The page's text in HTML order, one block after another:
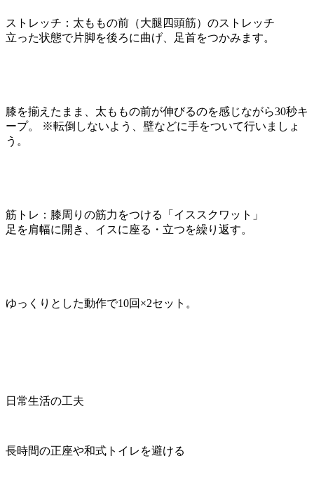
ストレッチ：太ももの前（大腿四頭筋）のストレッチ
立った状態で片脚を後ろに曲げ、足首をつかみます。
膝を揃えたまま、太ももの前が伸びるのを感じながら30秒キ
ープ。 ※転倒しないよう、壁などに手をついて行いましょ
う。
筋トレ：膝周りの筋力をつける「イススクワット」
足を肩幅に開き、イスに座る・立つを繰り返す。
ゆっくりとした動作で10回×2セット。
日常生活の工夫
長時間の正座や和式トイレを避ける